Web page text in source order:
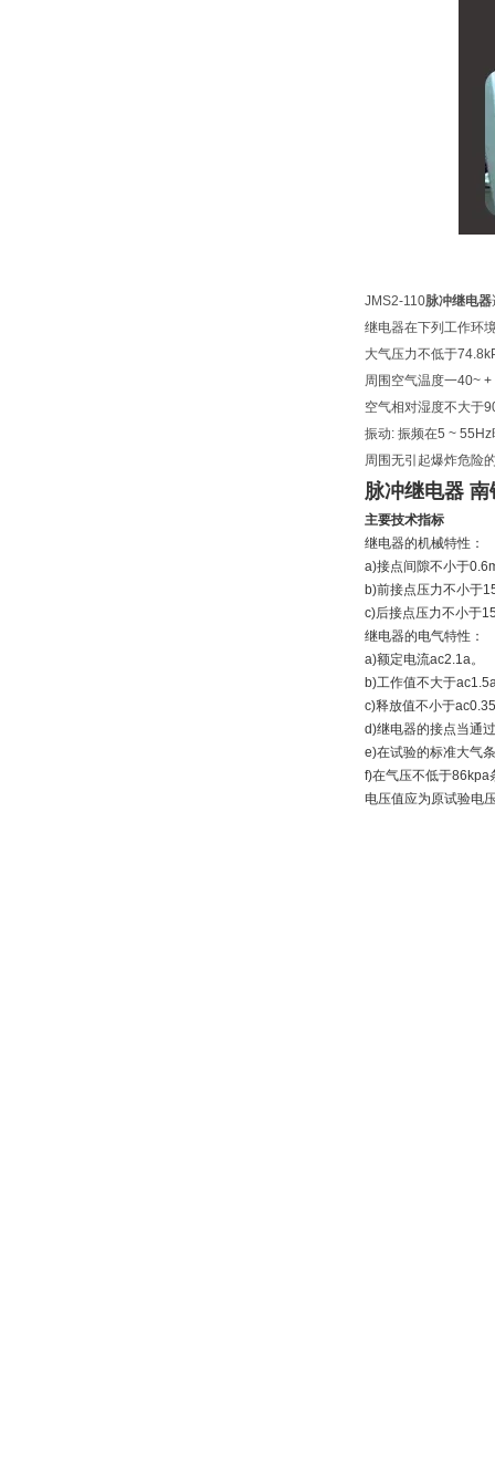
JMS2-110脉冲继电器
继电器在下列工作环
大气压力不低于
周围空气温度一40~ +
空气相对湿度不大于
振动: 振频在5 ~
周围无引起爆炸危险
脉冲继电器
主要技术指标
继电器的机械特性：
a)接点间隙不小于
b)前接点压力不小于
c)后接点压力不小于
继电器的电气特性：
a)额定电流ac2.1a。
b)工作值不大于
c)释放值不小于
d)继电器的接点当通
e)在试验的标准大气
f)在气压不低于86kpa
电压值应为原试验电